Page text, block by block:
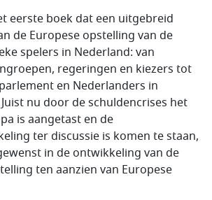
eerste boek dat een uitgebreid
de Europese opstelling van de
spelers in Nederland: van
regeringen en kiezers tot
en Nederlanders in
nu door de schuldencrises het
is aangetast en de
ter discussie is komen te staan,
in de ontwikkeling van de
ten aanzien van Europese